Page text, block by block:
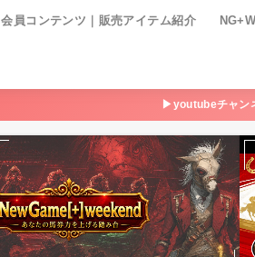
会員コンテンツ｜販売アイテム紹介
▶youtubeチャン